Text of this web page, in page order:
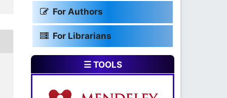
For Authors
For Librarians
☰ TOOLS